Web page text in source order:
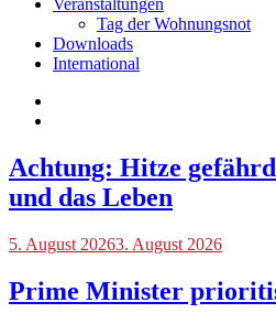
Veranstaltungen
Tag der Wohnungsnot
Downloads
International
Achtung: Hitze
und das Leben
Blog
5. August 20263. August 2026
Prime Minister